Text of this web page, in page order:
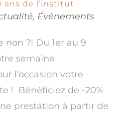
ans de l’institut
, Événements
non ?! Du 1er au 9
semaine
l’occasion votre
! Bénéficiez de -20%
prestation à partir de